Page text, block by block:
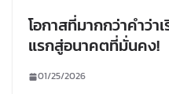
โอกาสที่มากกว่าคำว่
แรกสู่อนาคตที่มั่นคง!
01/25/2026